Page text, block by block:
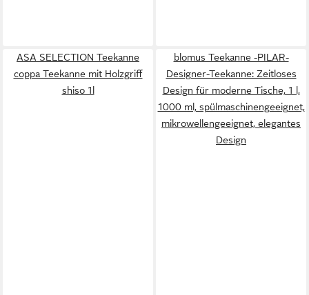
ASA SELECTION Teekanne
coppa Teekanne mit Holzgriff
shiso 1l
blomus Teekanne -PILAR-
Designer-Teekanne: Zeitloses
Design für moderne Tische, 1 l,
1000 ml, spülmaschinengeeignet,
mikrowellengeeignet, elegantes
Design